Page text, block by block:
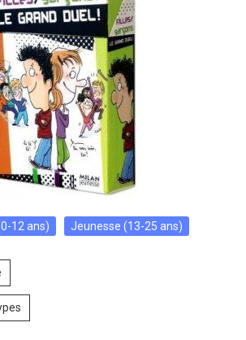
12 ans) Jeunesse (13-25 ans)